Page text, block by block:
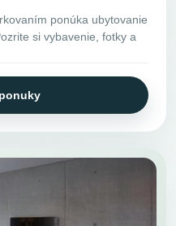
ponúka ubytovanie
si vybavenie, fotky a